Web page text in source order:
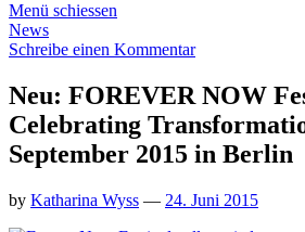
Menü schiessen
News
Schreibe einen Kommentar
Neu: FOREVER NOW
Celebrating
September 2015 in Berlin
by Katharina Wyss — 24. Juni 2015